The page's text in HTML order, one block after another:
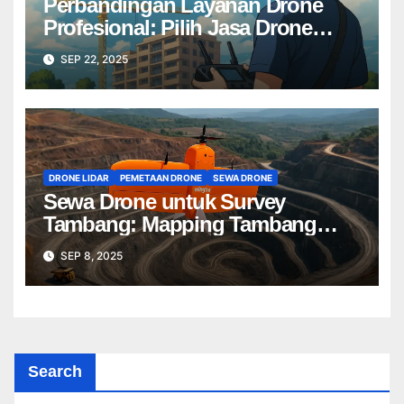
Profesional: Pilih Jasa Drone
Terbaik untuk Proyek Anda
SEP 22, 2025
DRONE LIDAR PEMETAAN DRONE SEWA DRONE
Sewa Drone untuk Survey
Tambang: Mapping Tambang
Profesional Lebih Cepat & Akurat
SEP 8, 2025
Search